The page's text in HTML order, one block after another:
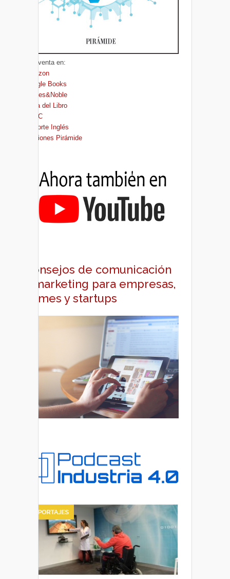
A la venta en:
Amazon
Google Books
Barnes&Noble
Casa del Libro
FNAC
El Corte Inglés
Ediciones Pirámide
Consejos de comunicación
y marketing para empresas,
pymes y startups